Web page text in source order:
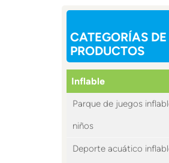
CATEGORÍAS DE
PRODUCTOS
Inflable
Parque de juegos
niños
Deporte acuático